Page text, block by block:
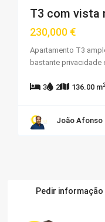
T3 com vista
230,000 €
Apartamento T3
bastante privacidade
3 2 136.00 m
João Afonso
Pedir informação